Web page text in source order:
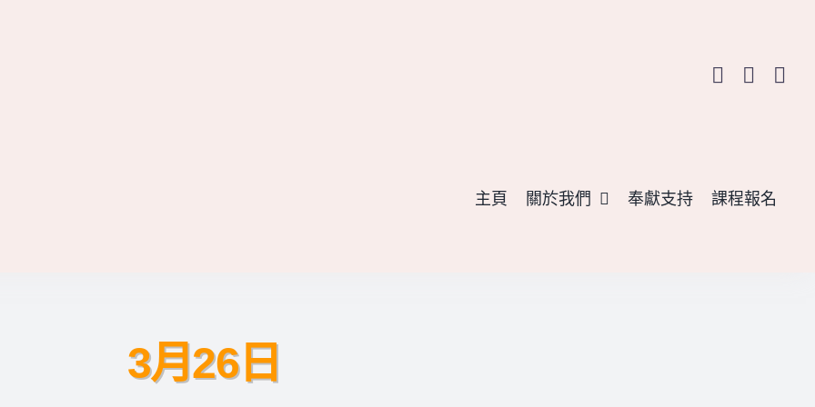
主頁 關於我們 奉獻支持 課程報名
3月26日